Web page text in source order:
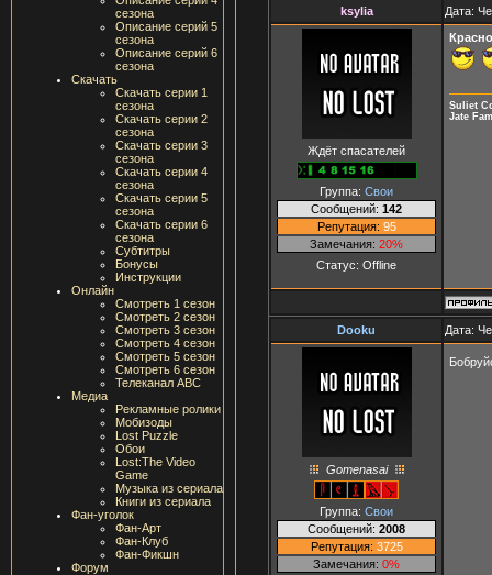
сезона
Описание серий 5
сезона
Описание серий 6
сезона
Скачать
Скачать серии 1
сезона
Скачать серии 2
сезона
Скачать серии 3
сезона
Скачать серии 4
сезона
Скачать серии 5
сезона
Скачать серии 6
сезона
Субтитры
Бонусы
Инструкции
Онлайн
Смотреть 1 сезон
Смотреть 2 сезон
Смотреть 3 сезон
Смотреть 4 сезон
Смотреть 5 сезон
Смотреть 6 сезон
Телеканал ABC
Медиа
Рекламные ролики
Мобизоды
Lost Puzzle
Обои
Lost:The Video
Game
Музыка из сериала
Книги из сериала
Фан-уголок
Фан-Арт
Фан-Клуб
Фан-Фикшн
Форум
ksylia Дата:
Ждёт спасателей
Группа: Свои
Сообщений: 142
Репутация: 95
Замечания: 20%
Статус: Offline
Suliet
Jate
Dooku Дата:
Gomenasai
Группа: Свои
Сообщений: 2008
Репутация: 3725
Замечания: 0%